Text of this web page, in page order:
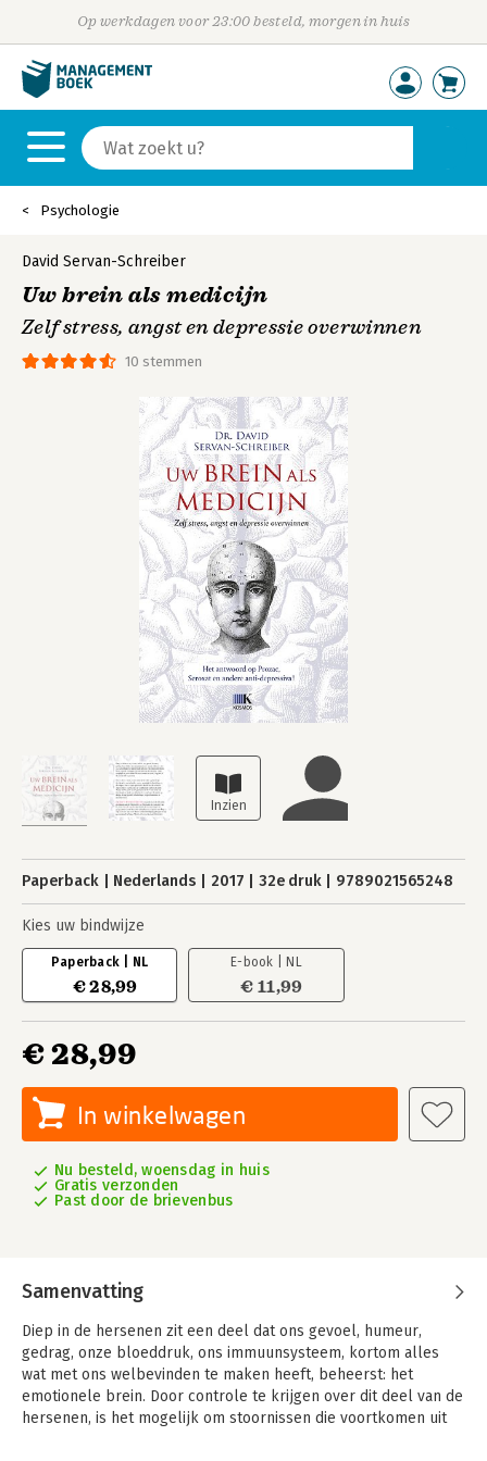
Op werkdagen voor 23:00 besteld, morgen in huis
Psychologie
10 stemmen
David Servan-Schreiber
Uw brein als medicijn
Zelf stress, angst en depressie overwinnen
Paperback Nederlands 2017 32e druk 9789021565248
Kies uw bindwijze
Paperback | NL
€ 28,99
E-book | NL
€ 11,99
€ 28,99
In winkelwagen
Nu besteld, woensdag in huis
Gratis verzonden
Past door de brievenbus
Samenvatting
Diep in de hersenen zit een deel dat ons gevoel, humeur,
gedrag, onze bloeddruk, ons immuunsysteem, kortom alles
wat met ons welbevinden te maken heeft, beheerst: het
emotionele brein. Door controle te krijgen over dit deel van de
hersenen, is het mogelijk om stoornissen die voortkomen uit